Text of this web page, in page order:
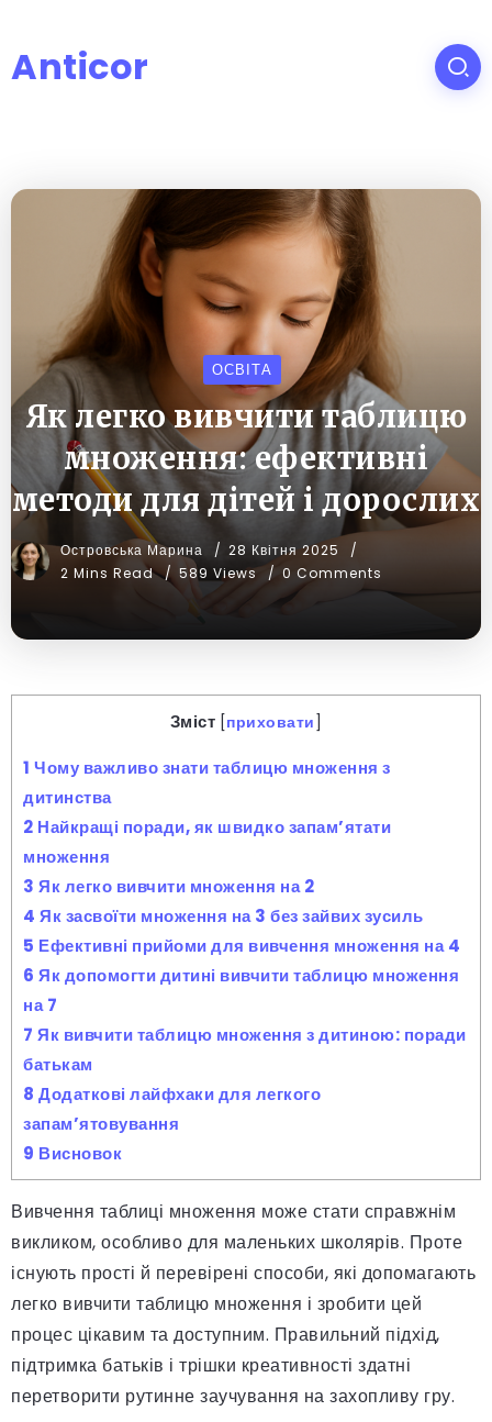
Anticor
ОСВІТА
Як легко вивчити таблицю
множення: ефективні
методи для дітей і дорослих
Островська Марина
28 Квітня 2025
2 Mins Read
589 Views 0 Comments
Зміст [приховати ]
1 Чому важливо знати таблицю множення з
дитинства
2 Найкращі поради, як швидко запам’ятати
множення
3 Як легко вивчити множення на 2
4 Як засвоїти множення на 3 без зайвих зусиль
5 Ефективні прийоми для вивчення множення на 4
6 Як допомогти дитині вивчити таблицю множення
на 7
7 Як вивчити таблицю множення з дитиною: поради
батькам
8 Додаткові лайфхаки для легкого
запам’ятовування
9 Висновок
Вивчення таблиці множення може стати справжнім
викликом, особливо для маленьких школярів. Проте
існують прості й перевірені способи, які допомагають
легко вивчити таблицю множення і зробити цей
процес цікавим та доступним. Правильний підхід,
підтримка батьків і трішки креативності здатні
перетворити рутинне заучування на захопливу гру.